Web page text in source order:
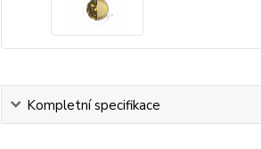
Kompletní specifikace